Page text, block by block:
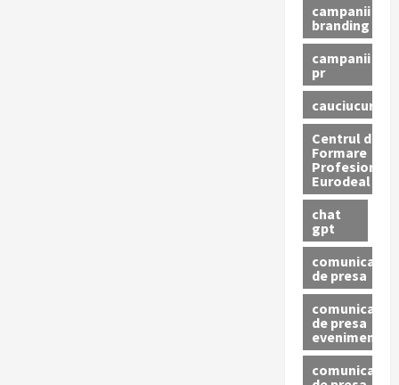
campanii
branding
campanii
pr
cauciucuri
Centrul de
Formare
Profesionala
Eurodeal
chat
gpt
comunicat
de presa
comunicat
de presa
eveniment
comunicat